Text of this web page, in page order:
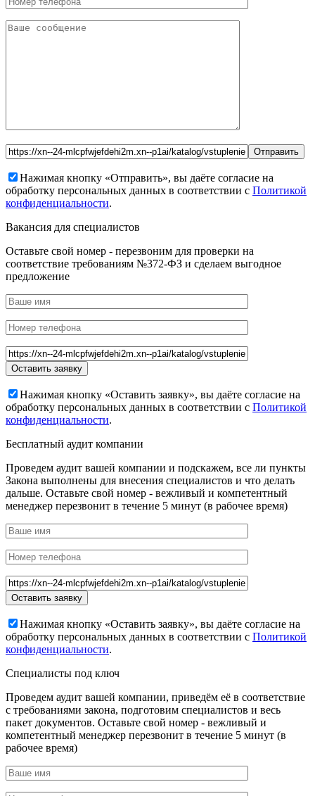
Нажимая кнопку «Отправить», вы даёте согласие на
обработку персональных данных в соответствии с Политикой
конфиденциальности.
Вакансия для специалистов
Оставьте свой номер - перезвоним для проверки на
соответствие требованиям №372-ФЗ и сделаем выгодное
предложение
Нажимая кнопку «Оставить заявку», вы даёте согласие на
обработку персональных данных в соответствии с Политикой
конфиденциальности.
Бесплатный аудит компании
Проведем аудит вашей компании и подскажем, все ли пункты
Закона выполнены для внесения специалистов и что делать
дальше. Оставьте свой номер - вежливый и компетентный
менеджер перезвонит в течение 5 минут (в рабочее время)
Нажимая кнопку «Оставить заявку», вы даёте согласие на
обработку персональных данных в соответствии с Политикой
конфиденциальности.
Специалисты под ключ
Проведем аудит вашей компании, приведём её в соответствие
с требованиями закона, подготовим специалистов и весь
пакет документов. Оставьте свой номер - вежливый и
компетентный менеджер перезвонит в течение 5 минут (в
рабочее время)